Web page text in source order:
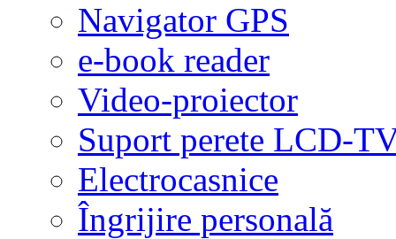
Navigator GPS
e-book reader
Video-proiector
Suport perete LCD-
Electrocasnice
Îngrijire personală